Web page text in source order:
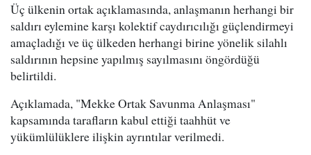
Üç ülkenin ortak açıklamasında, anlaşmanın herhangi bir
saldırı eylemine karşı kolektif caydırıcılığı güçlendirmeyi
amaçladığı ve üç ülkeden herhangi birine yönelik silahlı
saldırının hepsine yapılmış sayılmasını öngördüğü
belirtildi.
Açıklamada, "Mekke Ortak Savunma Anlaşması"
kapsamında tarafların kabul ettiği taahhüt ve
yükümlülüklere ilişkin ayrıntılar verilmedi.